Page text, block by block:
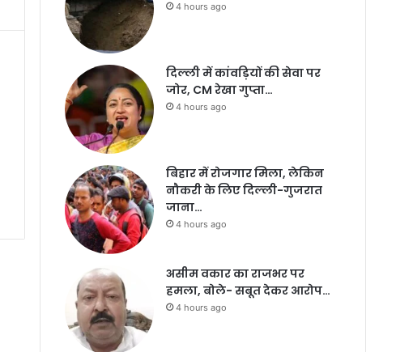
4 hours ago
दिल्ली में कांवड़ियों की सेवा पर
जोर, CM रेखा गुप्ता…
4 hours ago
बिहार में रोजगार मिला, लेकिन
नौकरी के लिए दिल्ली-गुजरात
जाना…
4 hours ago
असीम वकार का राजभर पर
हमला, बोले- सबूत देकर आरोप…
4 hours ago